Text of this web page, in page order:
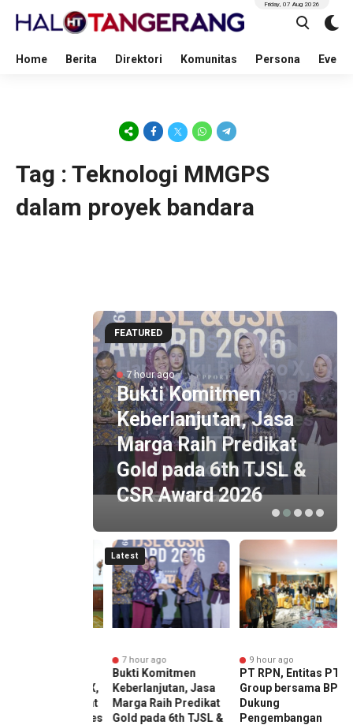
Home Berita Direktori Komunitas Persona Event
Friday, 07 Aug 2026
Tag : Teknologi MMGPS
dalam proyek bandara
FEATURED
6 hour ago
Didukung Sri Sultan
Hamengku Buwono X,
Jasa Marga Percepat
Pengembangan Akses
Bokoharjo Tol Jogja-
Solo untuk Dukung
Konektivitas DIY
7 hour ago
Bukti Komitmen
Keberlanjutan, Jasa
Marga Raih Predikat
Gold pada 6th TJSL &
CSR Award 2026
Latest
7 hour ago
Bukti Komitmen
Keberlanjutan, Jasa
Marga Raih Predikat
Gold pada 6th TJSL &
9 hour ago
PT RPN, Entitas PTPN
Group bersama BPDP
Dukung
Pengembangan